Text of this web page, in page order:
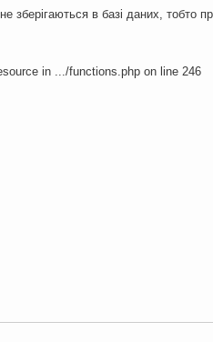
зберігаються в базі даних, тобто
in .../functions.php on line 246